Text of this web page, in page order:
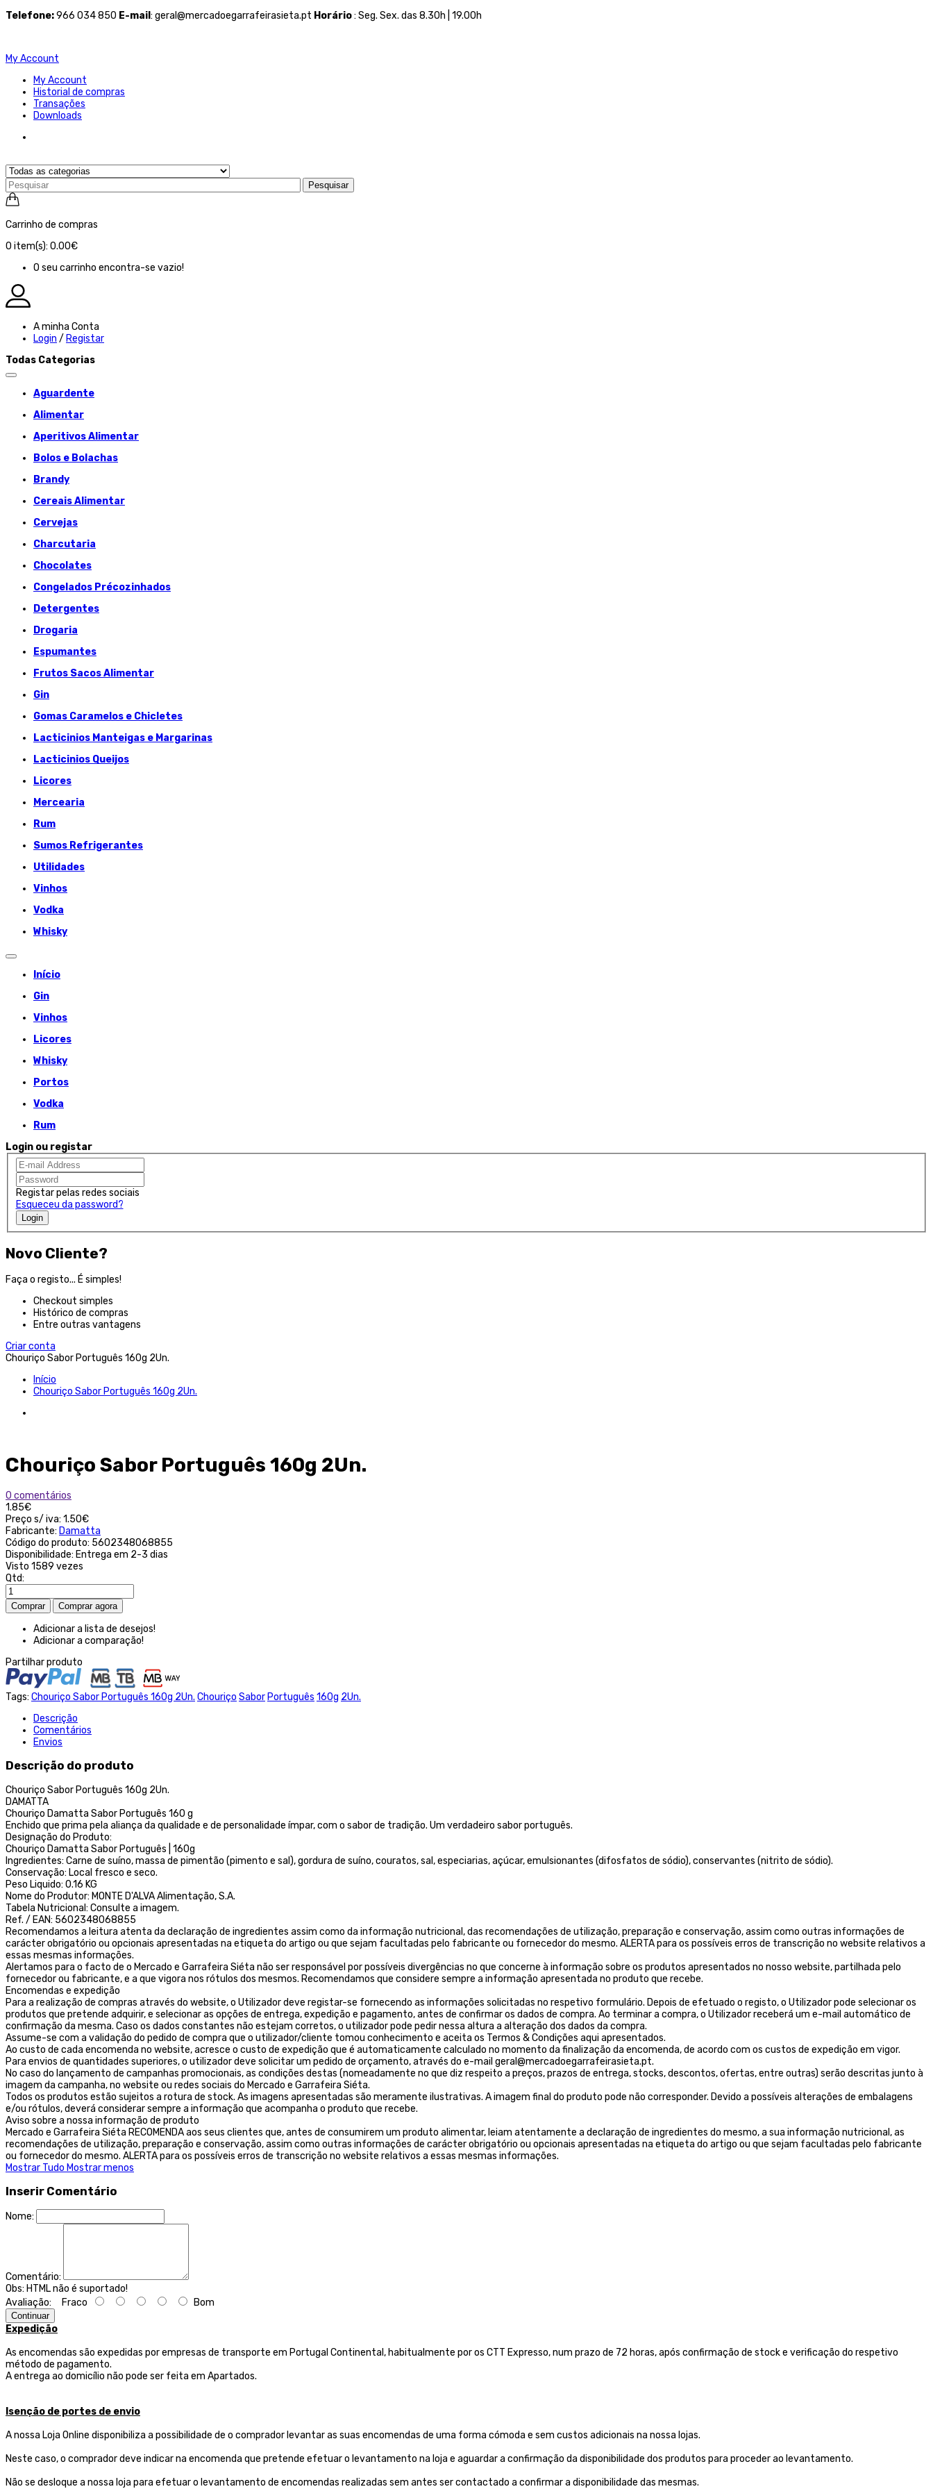
Telefone:966 034 850 E-mail : geral@mercadoegarrafeirasieta.pt Horário: Seg. Sex. das 8.30h | 19.00h
My Account
My Account
Historial de compras
Transações
Downloads
Pesquisar
Carrinho de compras
0 item(s): 0.00€
O seu carrinho encontra-se vazio!
A minha Conta
Login / Registar
Todas Categorias
Aguardente
Alimentar
Aperitivos Alimentar
Bolos e Bolachas
Brandy
Cereais Alimentar
Cervejas
Charcutaria
Chocolates
Congelados Précozinhados
Detergentes
Drogaria
Espumantes
Frutos Sacos Alimentar
Gin
Gomas Caramelos e Chicletes
Lacticinios Manteigas e Margarinas
Lacticinios Queijos
Licores
Mercearia
Rum
Sumos Refrigerantes
Utilidades
Vinhos
Vodka
Whisky
Início
Gin
Vinhos
Licores
Whisky
Portos
Vodka
Rum
Login ou registar
Registar pelas redes sociais
Esqueceu da password?
Login
Novo Cliente?
Faça o registo... É simples!
Checkout simples
Histórico de compras
Entre outras vantagens
Criar conta
Chouriço Sabor Português 160g 2Un.
Início
Chouriço Sabor Português 160g 2Un.
Chouriço Sabor Português 160g 2Un.
0 comentários
1.85€
Preço s/ iva: 1.50€
Fabricante: Damatta
Código do produto: 5602348068855
Disponibilidade: Entrega em 2-3 dias
Visto 1589 vezes
Qtd:
Adicionar a lista de desejos!
Adicionar a comparação!
Partilhar produto
Tags: Chouriço Sabor Português 160g 2Un. Chouriço Sabor Português 160g 2Un.
Descrição
Comentários
Envios
Descrição do produto
Chouriço Sabor Português 160g 2Un.
DAMATTA
Chouriço Damatta Sabor Português 160 g
Enchido que prima pela aliança da qualidade e de personalidade ímpar, com o sabor de tradição. Um verdadeiro sabor português.
Designação do Produto:
Chouriço Damatta Sabor Português | 160g
Ingredientes: Carne de suíno, massa de pimentão (pimento e sal), gordura de suíno, couratos, sal, especiarias, açúcar, emulsionantes (difosfatos de sódio), conservantes (nitrito de sódio).
Conservação: Local fresco e seco.
Peso Liquido: 0.16 KG
Nome do Produtor: MONTE D'ALVA Alimentação, S.A.
Tabela Nutricional: Consulte a imagem.
Ref. / EAN: 5602348068855
Recomendamos a leitura atenta da declaração de ingredientes assim como da informação nutricional, das recomendações de utilização, preparação e conservação, assim como outras informações de
carácter obrigatório ou opcionais apresentadas na etiqueta do artigo ou que sejam facultadas pelo fabricante ou fornecedor do mesmo. ALERTA para os possíveis erros de transcrição no website relativos a
essas mesmas informações.
Alertamos para o facto de o Mercado e Garrafeira Siéta não ser responsável por possíveis divergências no que concerne à informação sobre os produtos apresentados no nosso website, partilhada pelo
fornecedor ou fabricante, e a que vigora nos rótulos dos mesmos. Recomendamos que considere sempre a informação apresentada no produto que recebe.
Encomendas e expedição
Para a realização de compras através do website, o Utilizador deve registar-se fornecendo as informações solicitadas no respetivo formulário. Depois de efetuado o registo, o Utilizador pode selecionar os
produtos que pretende adquirir, e selecionar as opções de entrega, expedição e pagamento, antes de confirmar os dados de compra. Ao terminar a compra, o Utilizador receberá um e-mail automático de
confirmação da mesma. Caso os dados constantes não estejam corretos, o utilizador pode pedir nessa altura a alteração dos dados da compra.
Assume-se com a validação do pedido de compra que o utilizador/cliente tomou conhecimento e aceita os Termos & Condições aqui apresentados.
Ao custo de cada encomenda no website, acresce o custo de expedição que é automaticamente calculado no momento da finalização da encomenda, de acordo com os custos de expedição em vigor.
Para envios de quantidades superiores, o utilizador deve solicitar um pedido de orçamento, através do e-mail geral@mercadoegarrafeirasieta.pt.
No caso do lançamento de campanhas promocionais, as condições destas (nomeadamente no que diz respeito a preços, prazos de entrega, stocks, descontos, ofertas, entre outras) serão descritas junto à
imagem da campanha, no website ou redes sociais do Mercado e Garrafeira Siéta.
Todos os produtos estão sujeitos a rotura de stock. As imagens apresentadas são meramente ilustrativas. A imagem final do produto pode não corresponder. Devido a possíveis alterações de embalagens
e/ou rótulos, deverá considerar sempre a informação que acompanha o produto que recebe.
Aviso sobre a nossa informação de produto
Mercado e Garrafeira Siéta RECOMENDA aos seus clientes que, antes de consumirem um produto alimentar, leiam atentamente a declaração de ingredientes do mesmo, a sua informação nutricional, as
recomendações de utilização, preparação e conservação, assim como outras informações de carácter obrigatório ou opcionais apresentadas na etiqueta do artigo ou que sejam facultadas pelo fabricante
ou fornecedor do mesmo. ALERTA para os possíveis erros de transcrição no website relativos a essas mesmas informações.
Mostrar Tudo Mostrar menos
Inserir Comentário
Nome:
Comentário:
Obs: HTML não é suportado!
Avaliação: Fraco Bom
Continuar
Expedição
As encomendas são expedidas por empresas de transporte em Portugal Continental, habitualmente por os CTT Expresso,num prazo de 72 horas, após confirmação de stock e verificação do respetivo
método de pagamento.
A entrega ao domicílio não pode ser feita em Apartados.
Isenção de portes de envio
A nossa Loja Online disponibiliza a possibilidade de o comprador levantar as suas encomendas de uma forma cómoda e sem custos adicionais na nossa lojas.
Neste caso, o comprador deve indicar na encomenda que pretende efetuar o levantamento na loja e aguardar a confirmação da disponibilidade dos produtos para proceder ao levantamento.
Não se desloque a nossa loja para efetuar o levantamento de encomendas realizadas sem antes ser contactado a confirmar a disponibilidade das mesmas.